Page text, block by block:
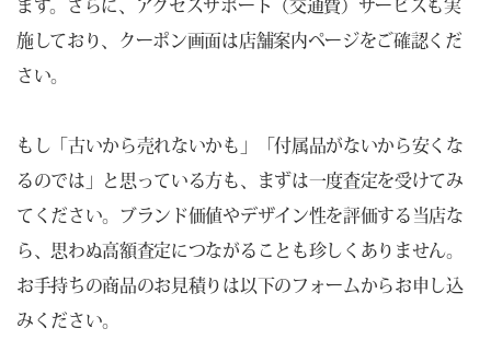
ます。さらに、アクセスサポート（交通費）サービスも実
施しており、クーポン画面は店舗案内ページをご確認くだ
さい。
もし「古いから売れないかも」「付属品がないから安くな
るのでは」と思っている方も、まずは一度査定を受けてみ
てください。ブランド価値やデザイン性を評価する当店な
ら、思わぬ高額査定につながることも珍しくありません。
お手持ちの商品のお見積りは以下のフォームからお申し込
みください。